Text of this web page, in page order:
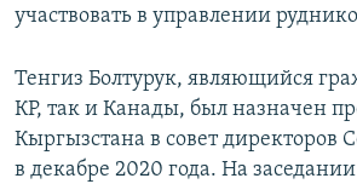
участвовать в управлении
Тенгиз Болтурук, являющийся
КР, так и Канады, был назначен
Кыргызстана в совет директоров
в декабре 2020 года. На